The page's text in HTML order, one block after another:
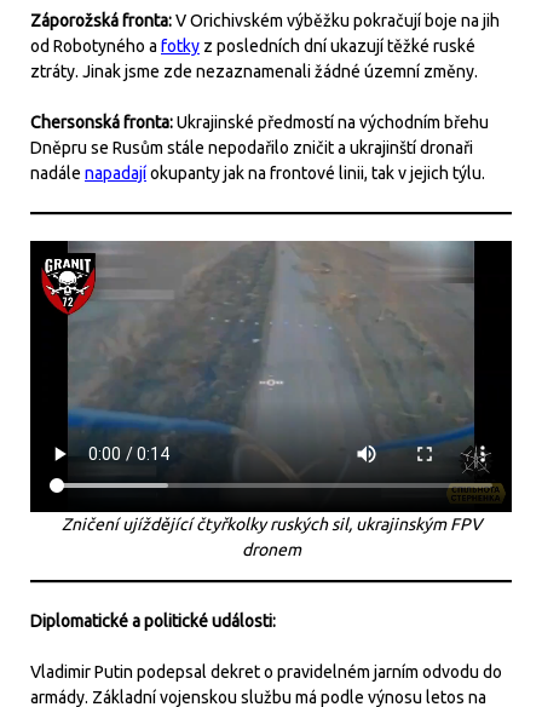
Záporožská fronta:V Orichivském výběžku pokračují boje na jih
od Robotyného a fotky z posledních dní ukazují těžké ruské
ztráty. Jinak jsme zde nezaznamenali žádné územní změny.
Chersonská fronta:Ukrajinské předmostí na východním břehu
Dněpru se Rusům stále nepodařilo zničit a ukrajinští dronaři
nadále napadajíokupanty jak na frontové linii, tak v jejich týlu.
Zničení ujíždějící čtyřkolky ruských sil, ukrajinským FPV
dronem
Diplomatické a politické události:
Vladimir Putin podepsal dekret o pravidelném jarním odvodu do
armády. Základní vojenskou službu má podle výnosu letos na